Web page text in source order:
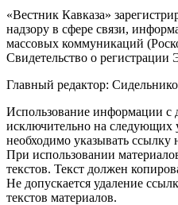
«Вестник Кавказа»
надзору в сфере связи,
массовых коммуникаций
Свидетельство о
Главный редактор:
Использование информации с
исключительно на следующих
необходимо указывать ссылку
При использовании
текстов. Текст должен
Не допускается удаление
текстов материалов.